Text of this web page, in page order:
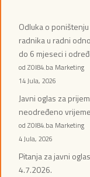
Odluka o
radnika u radni
do 6 mjeseci i
od ZOI84.ba Marketing
14 Jula, 2026
Javni oglas za
neodređeno
od ZOI84.ba Marketing
4 Jula, 2026
Pitanja za javni
4.7.2026.